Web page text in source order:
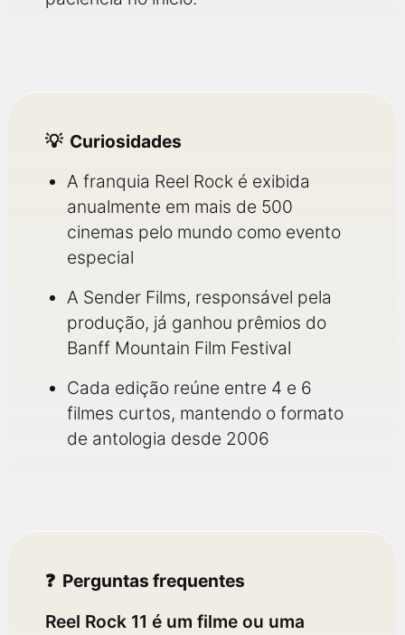
Curiosidades
A franquia Reel Rock é exibida
anualmente em mais de 500
cinemas pelo mundo como evento
especial
A Sender Films, responsável pela
produção, já ganhou prêmios do
Banff Mountain Film Festival
Cada edição reúne entre 4 e 6
filmes curtos, mantendo o formato
de antologia desde 2006
Perguntas frequentes
Reel Rock 11 é um filme ou uma